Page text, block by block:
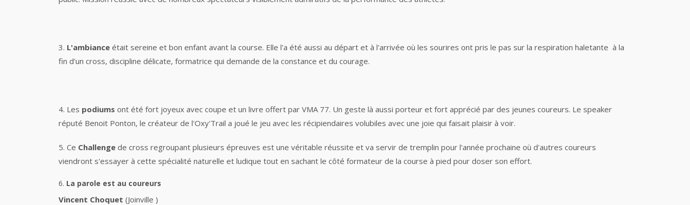
3. L'ambiance était sereine et bon enfant avant la course. Elle l'a été aussi au départ et à l'arrivée où les sourires ont pris le pas sur la respiration haletante à la
fin d'un cross, discipline délicate, formatrice qui demande de la constance et du courage.
4. Les podiums ont été fort joyeux avec coupe et un livre offert par VMA 77. Un geste là aussi porteur et fort apprécié par des jeunes coureurs. Le speaker
réputé Benoit Ponton, le créateur de l'Oxy'Trail a joué le jeu avec les récipiendaires volubiles avec une joie qui faisait plaisir à voir.
5. Ce Challenge de cross regroupant plusieurs épreuves est une véritable réussite et va servir de tremplin pour l'année prochaine où d'autres coureurs
viendront s'essayer à cette spécialité naturelle et ludique tout en sachant le côté formateur de la course à pied pour doser son effort.
6. La parole est au coureurs
Vincent Choquet (Joinville )